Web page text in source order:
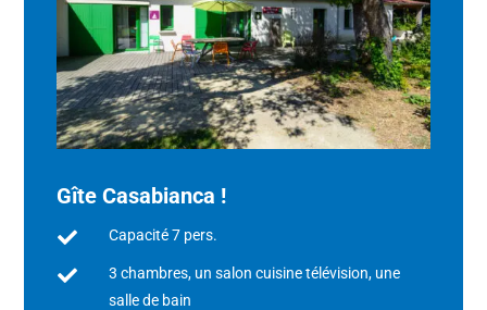
Gîte Casabianca !
 Capacité 7 pers.

3 chambres, un salon cuisine télévision, une
salle de bain